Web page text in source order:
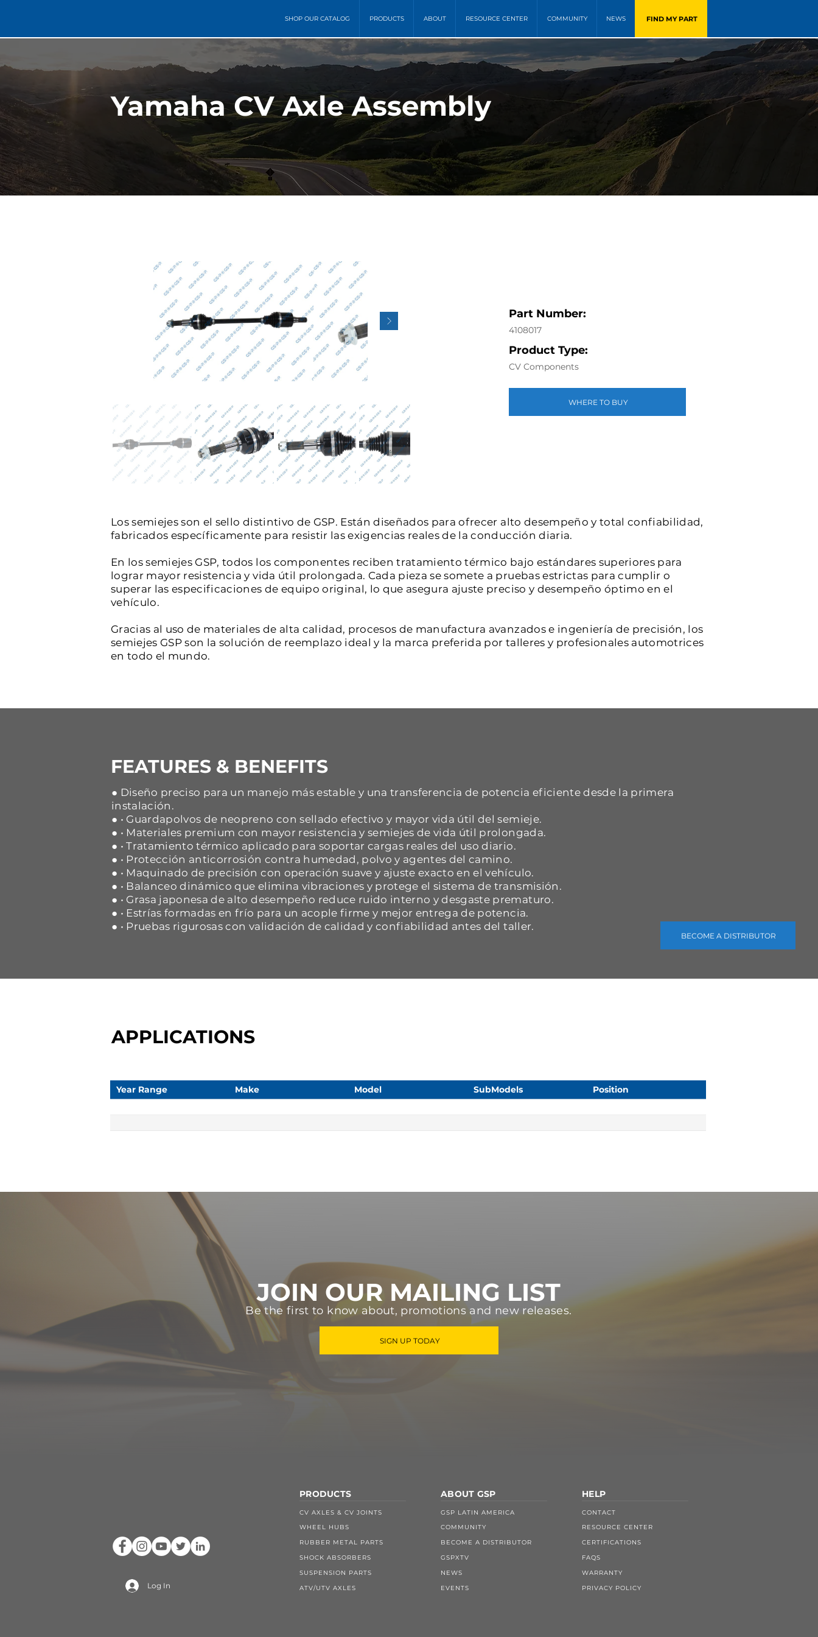
SHOP OUR CATALOG PRODUCTS ABOUT RESOURCE CENTER COMMUNITY NEWS FIND MY PART
BECOME A DISTRIBUTOR
Yamaha CV Axle Assembly
Part Number:
4108017
Product Type:
CV Components
WHERE TO BUY
Los semiejes son el sello distintivo de GSP. Están diseñados para ofrecer alto desempeño y total confiabilidad,
fabricados específicamente para resistir las exigencias reales de la conducción diaria.
En los semiejes GSP, todos los componentes reciben tratamiento térmico bajo estándares superiores para
lograr mayor resistencia y vida útil prolongada. Cada pieza se somete a pruebas estrictas para cumplir o
superar las especificaciones de equipo original, lo que asegura ajuste preciso y desempeño óptimo en el
vehículo.
Gracias al uso de materiales de alta calidad, procesos de manufactura avanzados e ingeniería de precisión, los
semiejes GSP son la solución de reemplazo ideal y la marca preferida por talleres y profesionales automotrices
en todo el mundo.
FEATURES & BENEFITS
● Diseño preciso para un manejo más estable y una transferencia de potencia eficiente desde la primera
instalación.
● • Guardapolvos de neopreno con sellado efectivo y mayor vida útil del semieje.
● • Materiales premium con mayor resistencia y semiejes de vida útil prolongada.
● • Tratamiento térmico aplicado para soportar cargas reales del uso diario.
● • Protección anticorrosión contra humedad, polvo y agentes del camino.
● • Maquinado de precisión con operación suave y ajuste exacto en el vehículo.
● • Balanceo dinámico que elimina vibraciones y protege el sistema de transmisión.
● • Grasa japonesa de alto desempeño reduce ruido interno y desgaste prematuro.
● • Estrías formadas en frío para un acople firme y mejor entrega de potencia.
● • Pruebas rigurosas con validación de calidad y confiabilidad antes del taller.
APPLICATIONS
Year Range Make Model SubModels Position
JOIN OUR MAILING LIST
Be the first to know about, promotions and new releases.
SIGN UP TODAY
Log In
PRODUCTS
CV AXLES & CV JOINTS
WHEEL HUBS
RUBBER METAL PARTS
SHOCK ABSORBERS
SUSPENSION PARTS
ATV/UTV AXLES
ABOUT GSP
GSP LATIN AMERICA
COMMUNITY
BECOME A DISTRIBUTOR
GSPXTV
NEWS
EVENTS
HELP
CONTACT
RESOURCE CENTER
CERTIFICATIONS
FAQS
WARRANTY
PRIVACY POLICY